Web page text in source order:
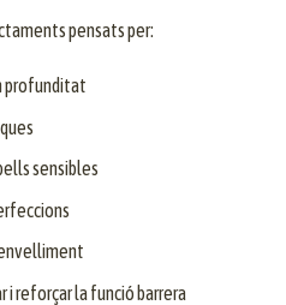
pensats per:
profunditat
sensibles
reforçar la funció barrera